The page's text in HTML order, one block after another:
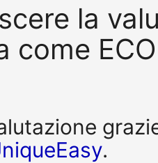
la
come
.